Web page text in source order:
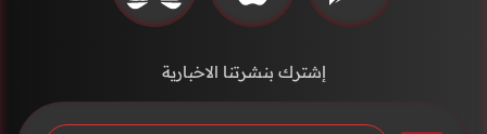
إشترك بنشرتنا الاخبارية